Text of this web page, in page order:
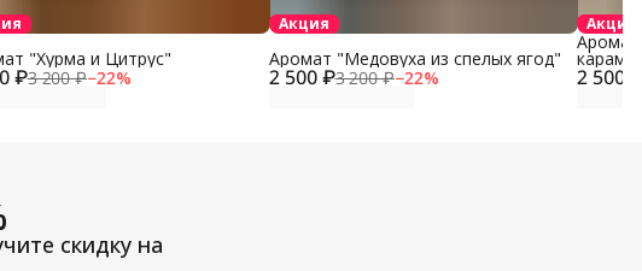
₽3 200 ₽−22%
"Хурма и Цитрус"
Акция
2 500 ₽3 200 ₽−22%
Аромат "Медовуха из спелых ягод"
Акция
2 500 ₽
Аромат
скидку на